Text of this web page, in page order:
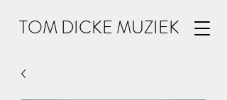
TOM DICKE MUZIEK